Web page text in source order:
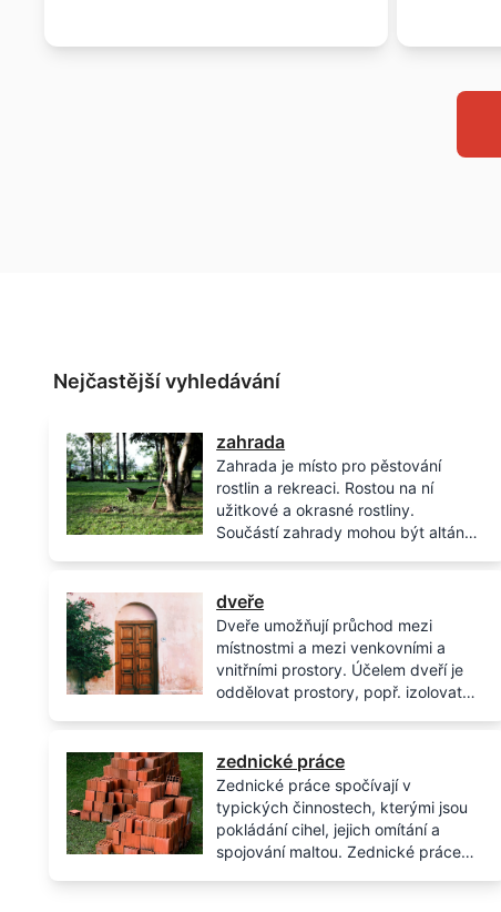
Nejčastější vyhledávání
zahrada
Zahrada je místo pro pěstování
rostlin a rekreaci. Rostou na ní
užitkové a okrasné rostliny.
Součástí zahrady mohou být altány,
dveře
Dveře umožňují průchod mezi
místnostmi a mezi venkovními a
vnitřními prostory. Účelem dveří je
oddělovat prostory, popř. izolovat
průjezd aut, nazýváme je vraty.
zednické práce
Zednické práce spočívají v
typických činnostech, kterými jsou
pokládání cihel, jejich omítání a
spojování maltou. Zednické práce